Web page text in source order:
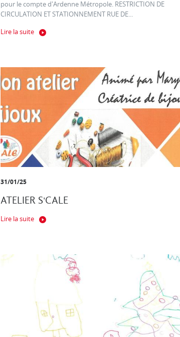
pour le compte d'Ardenne Métropole. RESTRICTION DE
CIRCULATION ET STATIONNEMENT RUE DE...
Lire la suite
31/01/25
ATELIER S'CALE
Lire la suite